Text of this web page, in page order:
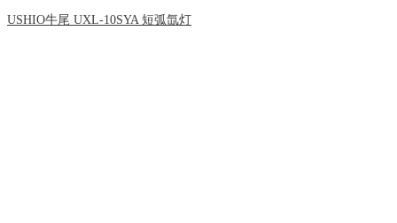
USHIO牛尾 UXL-10SYA 短弧氙灯